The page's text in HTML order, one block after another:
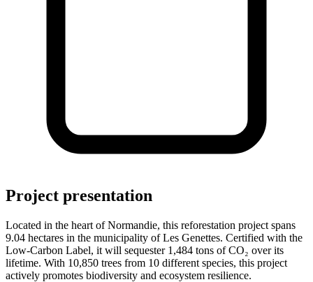
Project presentation
Located in the heart ofNormandie, this reforestation project spans
9.04 hectares in the municipality of Les Genettes. Certified with the
Low-Carbon Label, it will sequester 1,484 tons of CO₂ over its
lifetime. With 10,850 trees from 10 different species, this project
actively promotes biodiversity and ecosystem resilience.